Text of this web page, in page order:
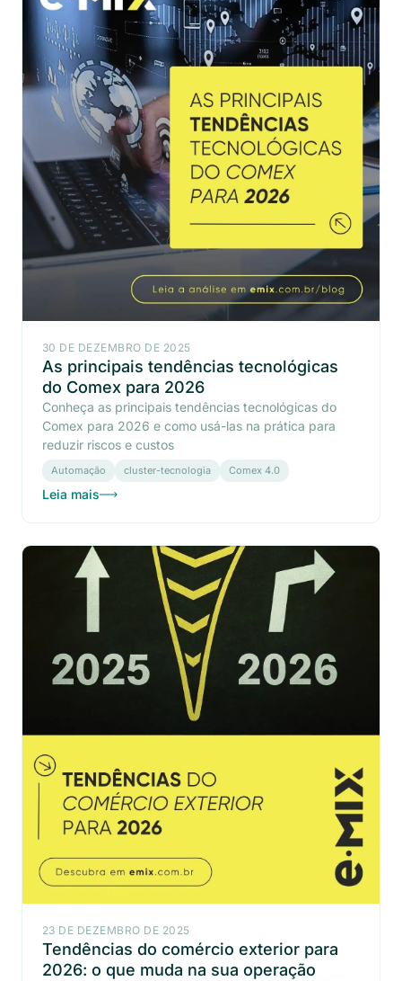
30 DE DEZEMBRO DE 2025
As principais tendências tecnológicas
do Comex para 2026
Conheça as principais tendências tecnológicas do
Comex para 2026 e como usá-las na prática para
reduzir riscos e custos
Automação cluster-tecnologia Comex 4.0
Leia mais
23 DE DEZEMBRO DE 2025
Tendências do comércio exterior para
2026: o que muda na sua operação